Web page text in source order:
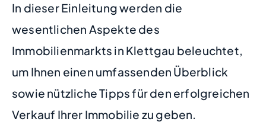
In dieser Einleitung werden die
wesentlichen Aspekte des
Immobilienmarkts in Klettgau beleuchtet,
um Ihnen einen umfassenden Überblick
sowie nützliche Tipps für den erfolgreichen
Verkauf Ihrer Immobilie zu geben.